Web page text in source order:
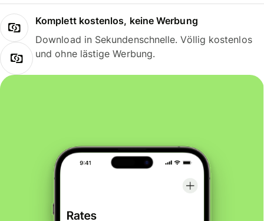
Komplett kostenlos, keine Werbung
Download in Sekundenschnelle. Völlig kostenlos
und ohne lästige Werbung.